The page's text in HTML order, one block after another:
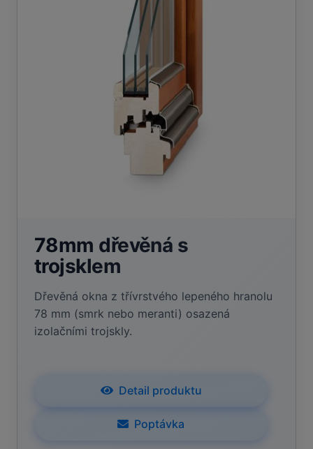
78mm dřevěná s
trojsklem
Dřevěná okna z třívrstvého lepeného hranolu
78 mm (smrk nebo meranti) osazená
izolačními trojskly.
Detail produktu
Poptávka